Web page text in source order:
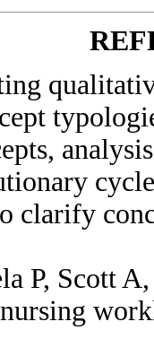
clarify
P, Scott